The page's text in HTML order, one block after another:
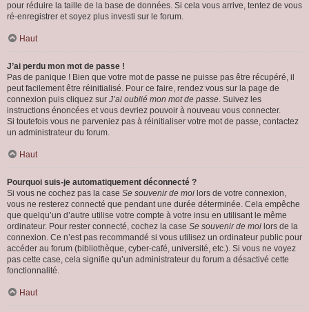
pour réduire la taille de la base de données. Si cela vous arrive, tentez de vous
ré-enregistrer et soyez plus investi sur le forum.
Haut
J’ai perdu mon mot de passe !
Pas de panique ! Bien que votre mot de passe ne puisse pas être récupéré, il
peut facilement être réinitialisé. Pour ce faire, rendez vous sur la page de
connexion puis cliquez sur J’ai oublié mon mot de passe. Suivez les
instructions énoncées et vous devriez pouvoir à nouveau vous connecter.
Si toutefois vous ne parveniez pas à réinitialiser votre mot de passe, contactez
un administrateur du forum.
Haut
Pourquoi suis-je automatiquement déconnecté ?
Si vous ne cochez pas la case Se souvenir de moi lors de votre connexion,
vous ne resterez connecté que pendant une durée déterminée. Cela empêche
que quelqu’un d’autre utilise votre compte à votre insu en utilisant le même
ordinateur. Pour rester connecté, cochez la case Se souvenir de moi lors de la
connexion. Ce n’est pas recommandé si vous utilisez un ordinateur public pour
accéder au forum (bibliothèque, cyber-café, université, etc.). Si vous ne voyez
pas cette case, cela signifie qu’un administrateur du forum a désactivé cette
fonctionnalité.
Haut